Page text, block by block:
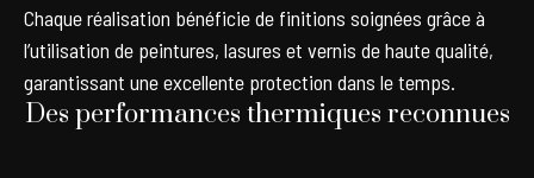
Chaque réalisation bénéficie de finitions soignées grâce à
l’utilisation de peintures, lasures et vernis de haute qualité,
garantissant une excellente protection dans le temps.
Des performances thermiques reconnues